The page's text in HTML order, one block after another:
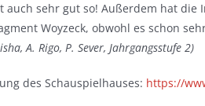
sehr gut so! Außerdem hat die
Woyzeck, obwohl es schon
A. Rigo, P. Sever, Jahrgangsstufe 2)
des Schauspielhauses: https://